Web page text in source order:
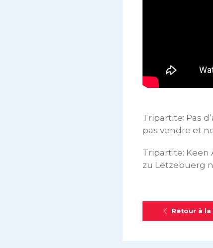
Tripartite: Pas
pas vendre et
Tripartite: Keen
zu Lëtzebuerg
Retour à